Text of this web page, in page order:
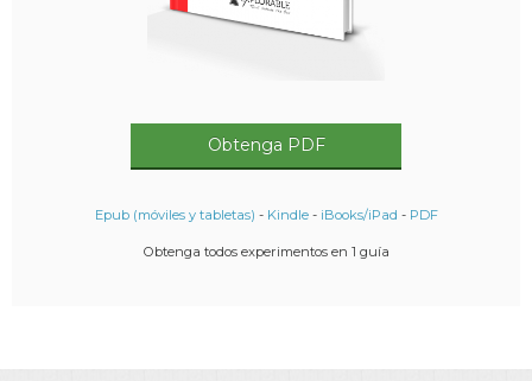
Obtenga PDF
Epub (móviles y tabletas) - Kindle- iBooks/iPad - PDF
Obtenga todos experimentos en 1 guía